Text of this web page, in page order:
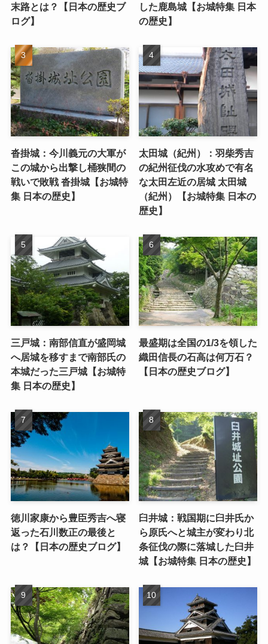
末路とは？【日本の歴史ブ
ログ】
した鹿島城【お城特集 日本
の歴史】
沓掛城：今川義元の大軍が
この城から出撃し桶狭間の
戦いで敗戦 沓掛城【お城特
集 日本の歴史】
太田城（紀州）：羽柴秀吉
の紀州征伐の水攻めで有名
な太田左近の居城 太田城
（紀州）【お城特集 日本の
歴史】
三戸城：南部信直が盛岡城
へ居城を移すまで南部氏の
本城だった三戸城【お城特
集 日本の歴史】
最盛期は全国の1/3を領した
織田信長の石高は何万石？
【日本の歴史ブログ】
徳川家康から豊臣秀吉へ寝
返った石川数正の最後と
は？【日本の歴史ブログ】
臼井城：戦国期に臼井氏か
ら原氏へと城主が変わり北
条征伐の際に落城した臼井
城【お城特集 日本の歴史】